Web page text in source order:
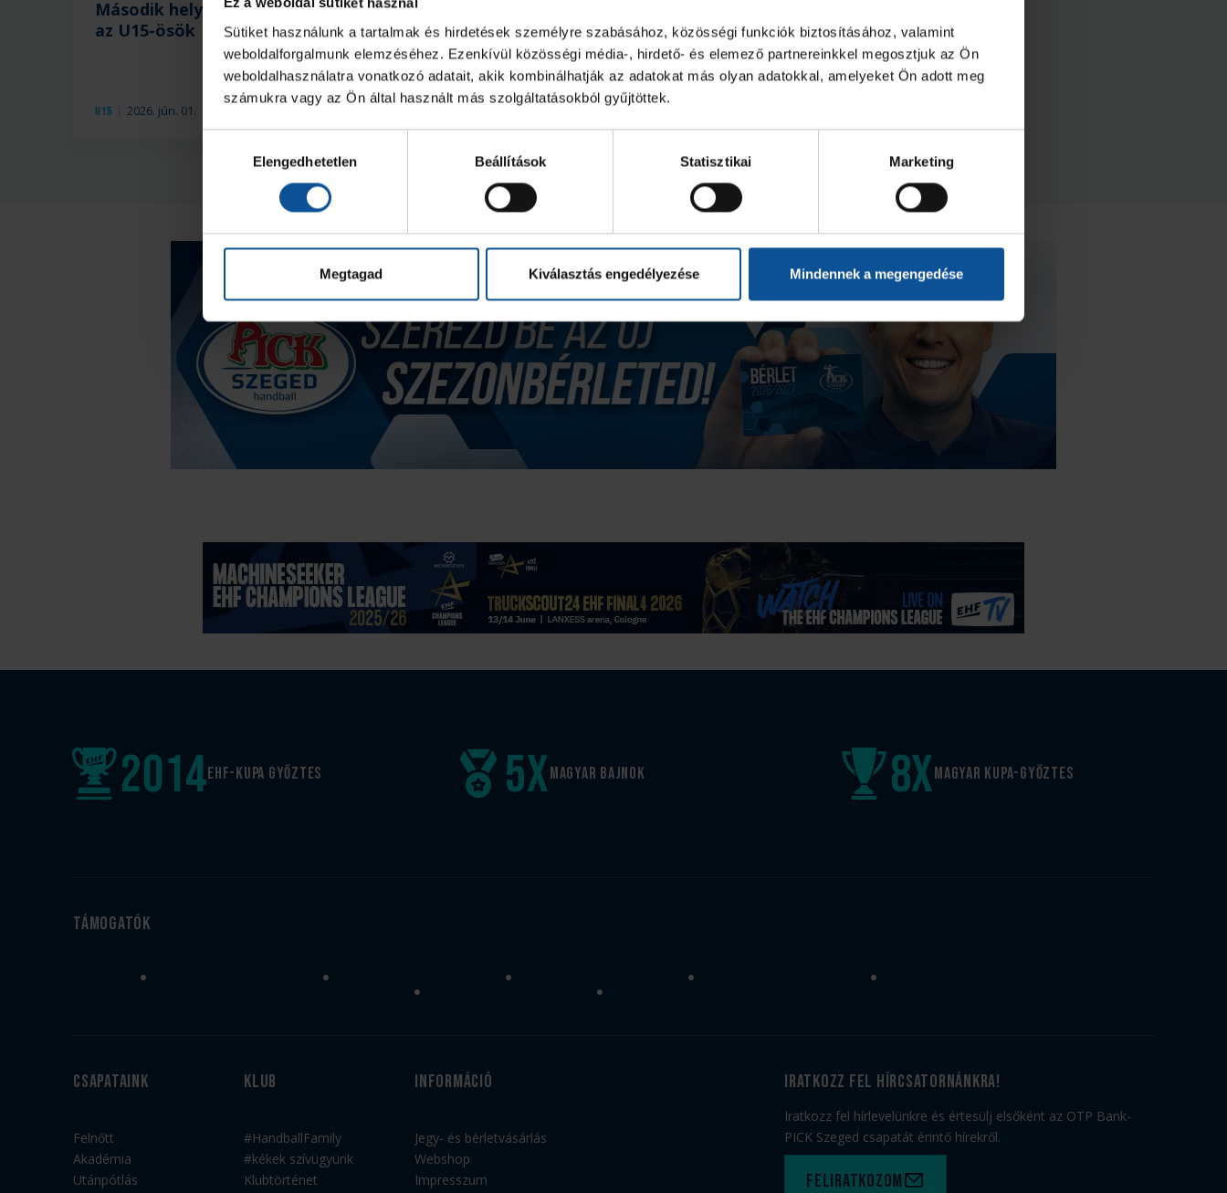
Sütiket használunk a tartalmak és hirdetések személyre szabásához, közösségi funkciók biztosításához, valamint
weboldalforgalmunk elemzéséhez. Ezenkívül közösségi média-, hirdető- és elemező partnereinkkel megosztjuk az Ön
weboldalhasználatra vonatkozó adatait, akik kombinálhatják az adatokat más olyan adatokkal, amelyeket Ön adott meg
számukra vagy az Ön által használt más szolgáltatásokból gyűjtöttek.
kiválasztásaElengedhetetlen Beállítások Statisztikai Marketing
Megtagad Kiválasztás engedélyezése Mindennek a megengedése
U15 2026. jún. 01.
Második helyen végeztek
az U15-ösök
EHF-Kupa győztes
2014 Magyar bajnok
5x Magyar kupa-győztes
8x
Támogatók
Csapataink
Felnőtt
Akadémia
Utánpótlás
Klub
#HandballFamily
#kékek szívügyünk
Klubtörténet
Információ
Jegy- és bérletvásárlás
Webshop
Impresszum
iratkozz fel hírcsatornánkra!
Iratkozz fel hírlevelünkre és értesülj elsőként az OTP Bank-
PICK Szeged csapatát érintő hírekről.
Feliratkozom